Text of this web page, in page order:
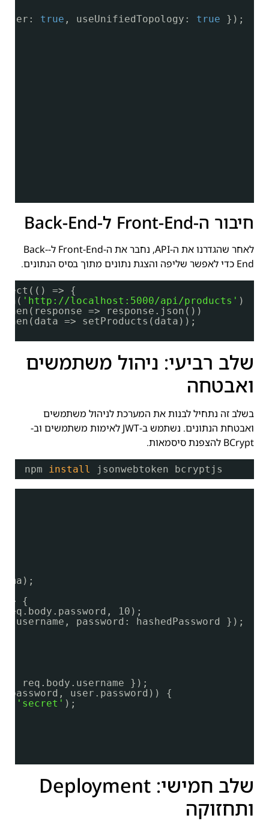
true , useUnifiedTopology: true });
חיבור ה-Front-End ל-Back-End
לאחר שהגדרנו את ה-API, נחבר את ה-Front-End ל-Back-
End כדי לאפשר שליפה והצגת נתונים מתוך בסיס הנתונים.
=> {
' http://localhost:5000/api/products ' )
=> response.json())
=> setProducts(data));
שלב רביעי: ניהול משתמשים
ואבטחה
בשלב זה נתחיל לבנות את המערכת לניהול משתמשים
ואבטחת הנתונים. נשתמש ב-JWT לאימות משתמשים וב-
BCrypt להצפנת סיסמאות.
npm install jsonwebtoken bcryptjs
{
10);
password: hashedPassword });
req.body.username });
user.password)) {
'secret' );
שלב חמישי: Deployment
ותחזוקה